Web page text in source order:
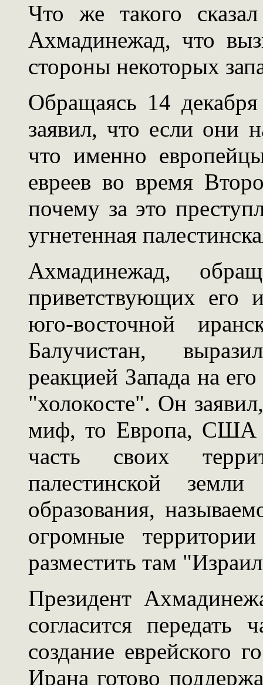
Что же такого
Ахмадинежад, что
стороны некоторых
Обращаясь 14
заявил, что если они
что именно
евреев во время
почему за это
угнетенная
Ахмадинежад,
приветствующих его
юго-восточной
Балучистан,
реакцией Запада на
"холокосте". Он
миф, то Европа, США
часть своих
палестинской земли
образования,
огромные
разместить там
Президент
согласится передать
создание еврейского
Ирана готово